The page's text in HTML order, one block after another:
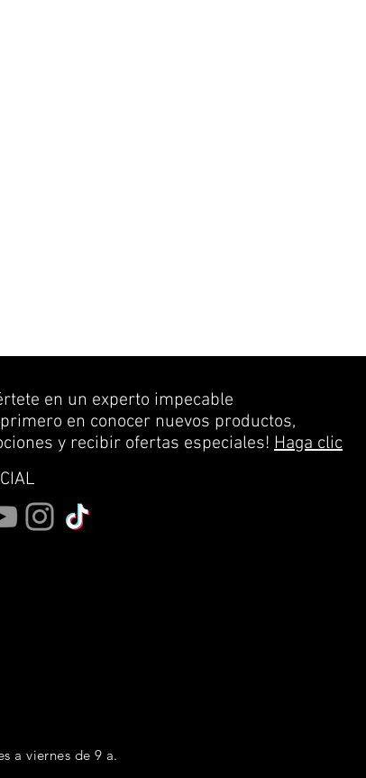
de fotos esté
en un experto impecable
primero en conocer nuevos productos,
y recibir ofertas especiales! Haga clic
a viernes de 9 a.